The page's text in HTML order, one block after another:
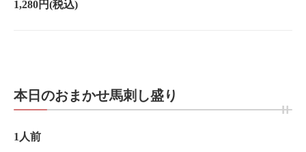
1,280円(税込)
本日のおまかせ馬刺し盛り
1人前